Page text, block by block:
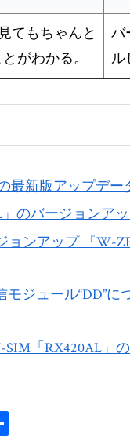
もちゃんと
がわかる。
バ
ル
新版アップデー
のバージョンア
ョンアップ 『W-
ジュール“DD”
「RX420AL」